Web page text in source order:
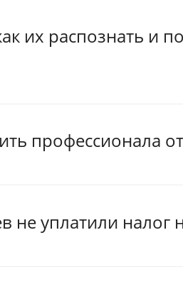
их распознать и
профессионала
не уплатили налог